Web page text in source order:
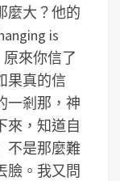
麼大？他的
is
來你信了
果真的信
一剎那，神
來，知道自
不是那麼難
臉。我又問